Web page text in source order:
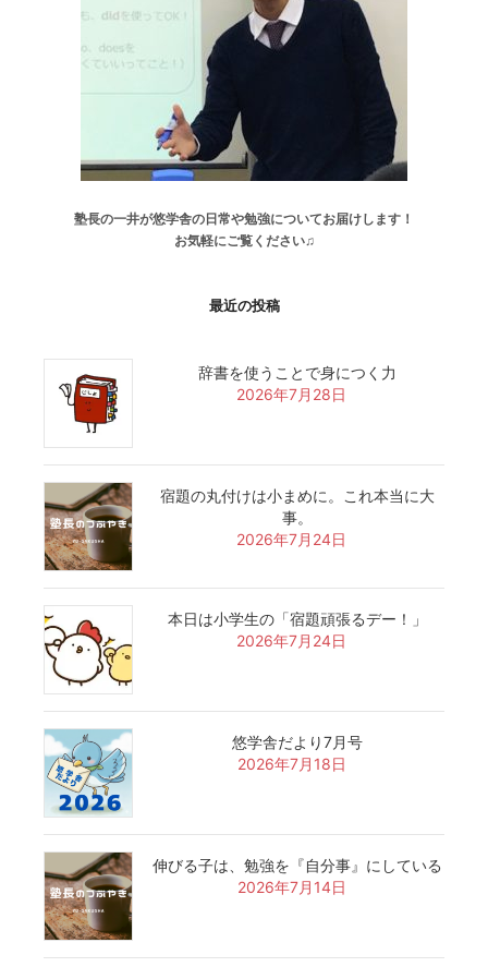
塾長の一井が悠学舎の日常や勉強についてお届けします！
お気軽にご覧ください♫
最近の投稿
辞書を使うことで身につく力
2026年7月28日
宿題の丸付けは小まめに。これ本当に大
事。
2026年7月24日
本日は小学生の「宿題頑張るデー！」
2026年7月24日
悠学舎だより7月号
2026年7月18日
伸びる子は、勉強を『自分事』にしている
2026年7月14日